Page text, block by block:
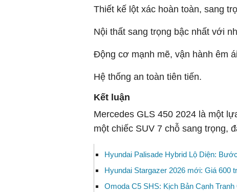
Thiết kế lột xác hoàn toàn, sang
Nội thất sang trọng bậc nhất với
Động cơ mạnh mẽ, vận hành êm
Hệ thống an toàn tiên tiến.
Kết luận
Mercedes GLS 450 2024 là một
một chiếc SUV 7 chỗ sang trọng,
Hyundai Palisade Hybrid Lộ Diện:
Hyundai Stargazer 2026 mới: Giá 600
Omoda C5 SHS: Kịch Bản Cạnh